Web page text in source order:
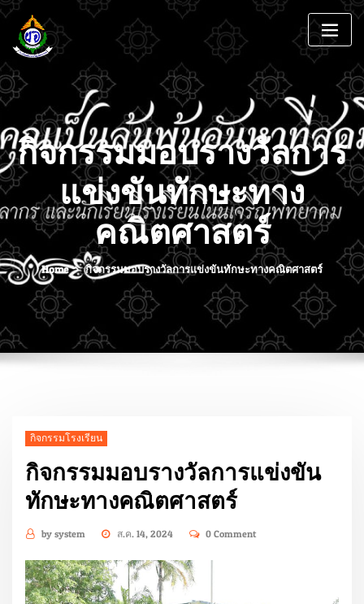
กิจกรรมมอบรางวัลการ
แข่งขันทักษะทาง
คณิตศาสตร์
Home กิจกรรมมอบรางวัลการแข่งขันทักษะทางคณิตศาสตร์
กิจกรรมโรงเรียน
กิจกรรมมอบรางวัลการแข่งขัน
ทักษะทางคณิตศาสตร์
by system ส.ค. 14, 2024 0 Comment